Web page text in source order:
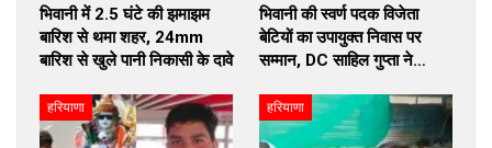
भिवानी में 2.5 घंटे की झमाझम
बारिश से थमा शहर, 24mm
बारिश से खुले पानी निकासी के दावे
भिवानी की स्वर्ण पदक विजेता
बेटियों का उपायुक्त निवास पर
सम्मान, DC साहिल गुप्ता ने…
हरियाणा हरियाणा